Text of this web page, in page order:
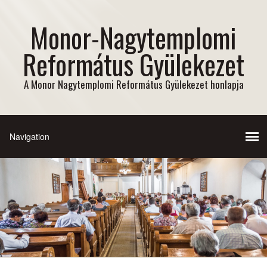
Monor-Nagytemplomi
Református Gyülekezet
A Monor Nagytemplomi Református Gyülekezet honlapja